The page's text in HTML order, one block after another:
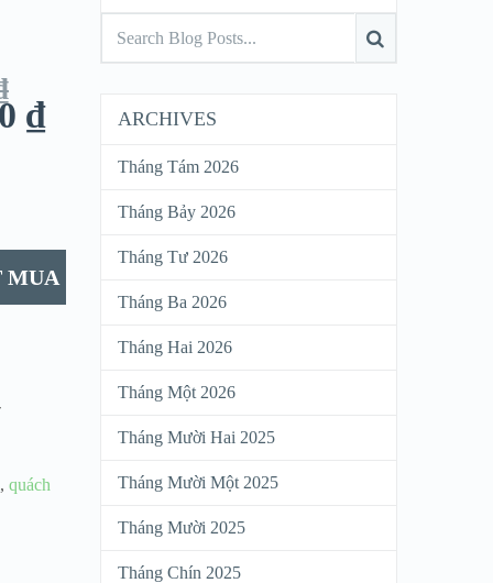
₫
MUA
, quách
ARCHIVES
Tháng Tám 2026
Tháng Bảy 2026
Tháng Tư 2026
Tháng Ba 2026
Tháng Hai 2026
Tháng Một 2026
Tháng Mười Hai 2025
Tháng Mười Một 2025
Tháng Mười 2025
Tháng Chín 2025